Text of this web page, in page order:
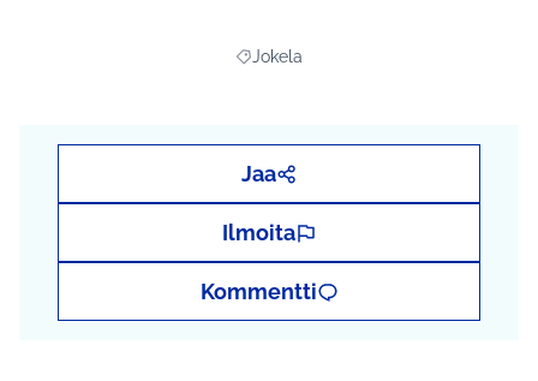
Rajaa tulokset aihepiirin mukaan:
Jokela
Jaa
Ilmoita
Kommentti